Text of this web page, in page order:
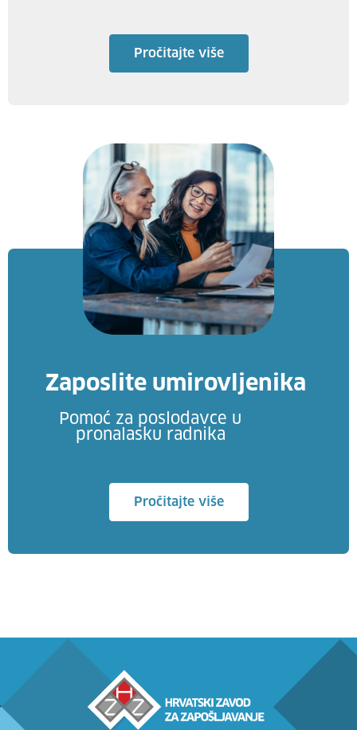
Pročitajte više
Zaposlite umirovljenika
Pomoć za poslodavce u
pronalasku radnika
Pročitajte više